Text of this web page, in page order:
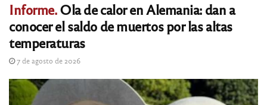
Informe.Ola de calor en Alemania: dan a
conocer el saldo de muertos por las altas
temperaturas
7 de agosto de 2026